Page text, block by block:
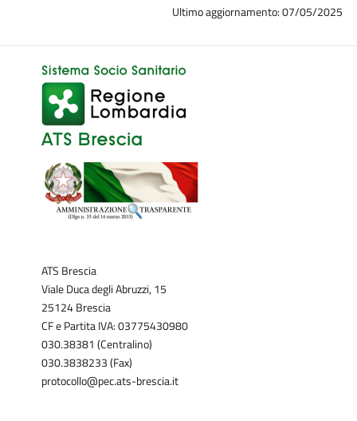
Ultimo aggiornamento: 07/05/2025
ATS Brescia
Viale Duca degli Abruzzi, 15
25124 Brescia
CF e Partita IVA: 03775430980
030.38381 (Centralino)
030.3838233 (Fax)
protocollo@pec.ats-brescia.it